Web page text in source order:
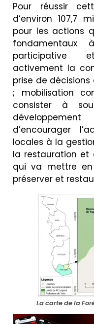
Pour réussir
d’environ 107,7
pour les actions
participative
activement la
prise de
; mobilisation
consister à
d’encourager
locales à la
la restauration et
qui va mettre
préserver et
La carte de la